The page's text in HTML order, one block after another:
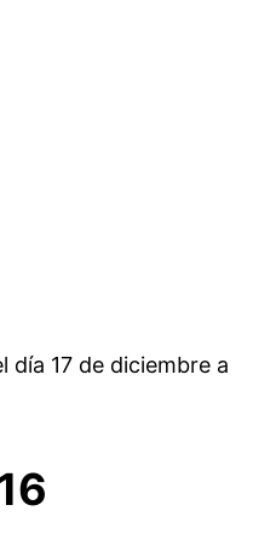
día 17 de diciembre a